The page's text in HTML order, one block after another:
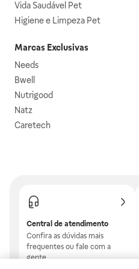
Vida Saudável Pet
Higiene e Limpeza Pet
Marcas Exclusivas
Needs
Bwell
Nutrigood
Natz
Caretech
Central de atendimento
Confira as dúvidas mais
frequentes ou fale com a
gente.